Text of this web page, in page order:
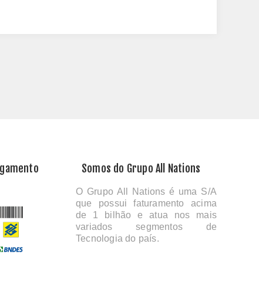
Somos do Grupo All Nations
O Grupo All Nations é uma S/A
que possui faturamento acima
de 1 bilhão e atua nos mais
variados segmentos de
Tecnologia do país.